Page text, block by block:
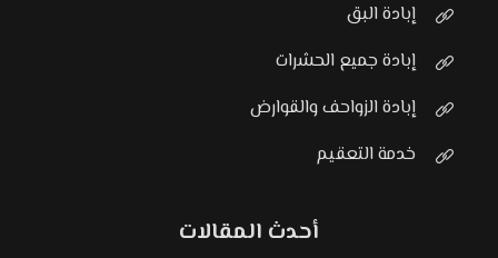
إبادة البق
إبادة جميع الحشرات
إبادة الزواحف والقوارض
خدمة التعقيم
أحدث المقالات